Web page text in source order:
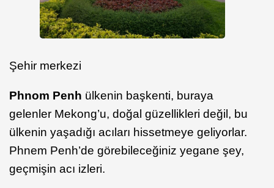
Şehir merkezi
Phnom Penh ülkenin başkenti, buraya
gelenler Mekong’u, doğal güzellikleri değil, bu
ülkenin yaşadığı acıları hissetmeye geliyorlar.
Phnem Penh’de görebileceğiniz yegane şey,
geçmişin acı izleri.